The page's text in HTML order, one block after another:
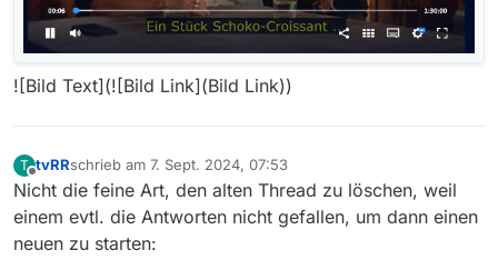
![Bild Text](![Bild Link](Bild Link))
T
Offline
tvRRschrieb am 7. Sept. 2024, 07:53
zuletzt editiert von
Nicht die feine Art, den alten Thread zu löschen, weil
einem evtl. die Antworten nicht gefallen, um dann einen
neuen zu starten: